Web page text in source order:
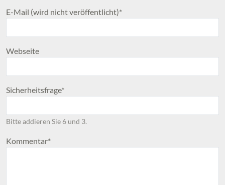
Pflichtfeld
E-Mail (wird nicht veröffentlicht)*
Webseite
Pflichtfeld
Sicherheitsfrage*
Bitte addieren Sie 6 und 3.
Pflichtfeld
Kommentar*